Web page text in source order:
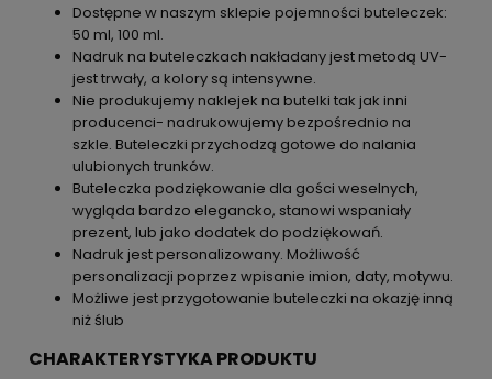
Dostępne w naszym sklepie pojemności buteleczek:
50 ml, 100 ml.
Nadruk na buteleczkach nakładany jest metodą UV-
jest trwały, a kolory są intensywne.
Nie produkujemy naklejek na butelki tak jak inni
producenci- nadrukowujemy bezpośrednio na
szkle. Buteleczki przychodzą gotowe do nalania
ulubionych trunków.
Buteleczka podziękowanie dla gości weselnych,
wygląda bardzo elegancko, stanowi wspaniały
prezent, lub jako dodatek do podziękowań.
Nadruk jest personalizowany. Możliwość
personalizacji poprzez wpisanie imion, daty, motywu.
Możliwe jest przygotowanie buteleczki na okazję inną
niż ślub
CHARAKTERYSTYKA PRODUKTU